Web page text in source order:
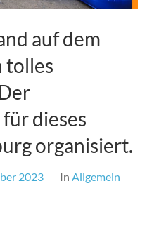
auf dem
tolles
dieses
organisiert.
2023 In Allgemein